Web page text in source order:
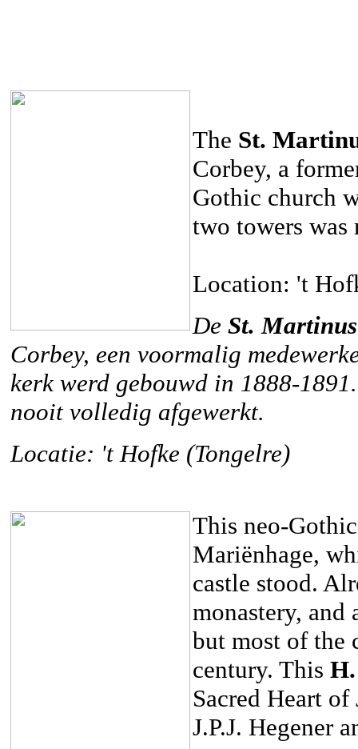
The St.
Corbey, a
Gothic church
two towers
Location: 't
De St. Martinus
Corbey, een voormalig
kerk werd gebouwd in 1888-
nooit volledig afgewerkt.
Locatie: 't Hofke (Tongelre)
This neo-
Mariënhage,
castle stood.
monastery,
but most of the
century. This
Sacred Heart of
J.P.J. Hegener